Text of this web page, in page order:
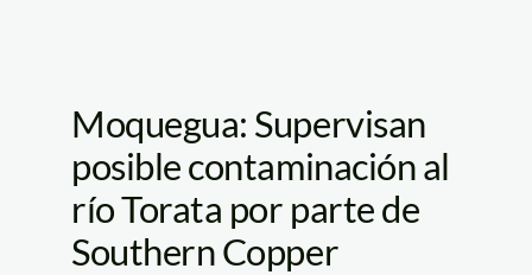
Moquegua: Supervisan
posible contaminación al
río Torata por parte de
Southern Copper